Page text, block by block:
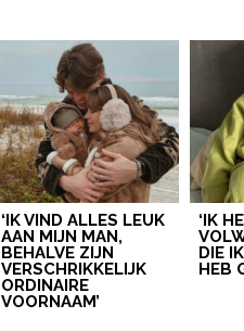
‘IK VIND ALLES LEUK
AAN MIJN MAN,
BEHALVE ZIJN
VERSCHRIKKELIJK
ORDINAIRE
VOORNAAM’
‘IK
DIE
HEB